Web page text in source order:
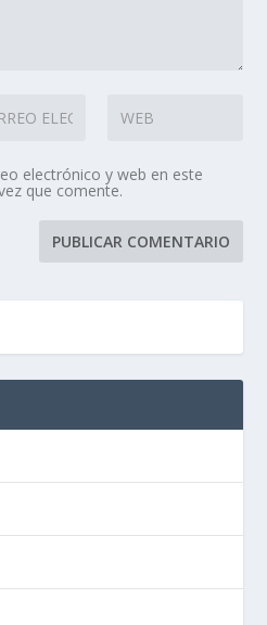
electrónico y web en este
que comente.